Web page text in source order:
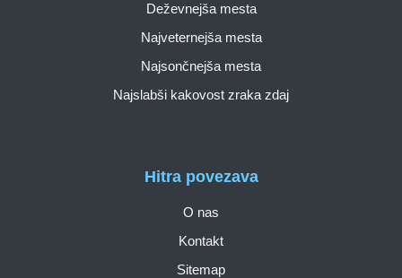
Hitra povezava
O nas
Kontakt
Sitemap
Deževnejša mesta
Najveternejša mesta
Najsončnejša mesta
Najslabši kakovost zraka zdaj